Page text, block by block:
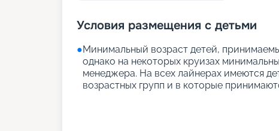
Условия размещения с детьми
●Минимальный возраст детей,
однако на некоторых круизах
менеджера. На всех лайнерах имеются
возрастных групп и в которые